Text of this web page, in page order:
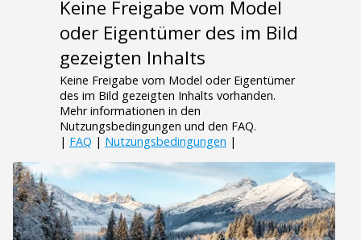
Keine Freigabe vom Model
oder Eigentümer des im Bild
gezeigten Inhalts
Keine Freigabe vom Model oder Eigentümer
des im Bild gezeigten Inhalts vorhanden.
Mehr informationen in den
Nutzungsbedingungen und den FAQ.
| FAQ | Nutzungsbedingungen |